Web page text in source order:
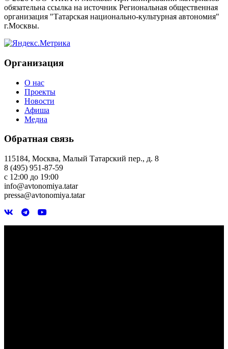
обязательна ссылка на источник Региональная общественная
организация "Татарская национально-культурная автономия"
г.Москвы.
Организация
О нас
Проекты
Новости
Афиша
Медиа
Обратная связь
115184, Москва, Малый Татарский пер., д. 8
8 (495) 951-87-59
с 12:00 до 19:00
info@avtonomiya.tatar
pressa@avtonomiya.tatar